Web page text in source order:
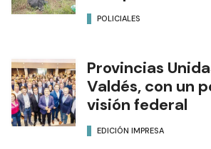
POLICIALES
Provincias
Valdés, con un
visión federal
EDICIÓN IMPRESA